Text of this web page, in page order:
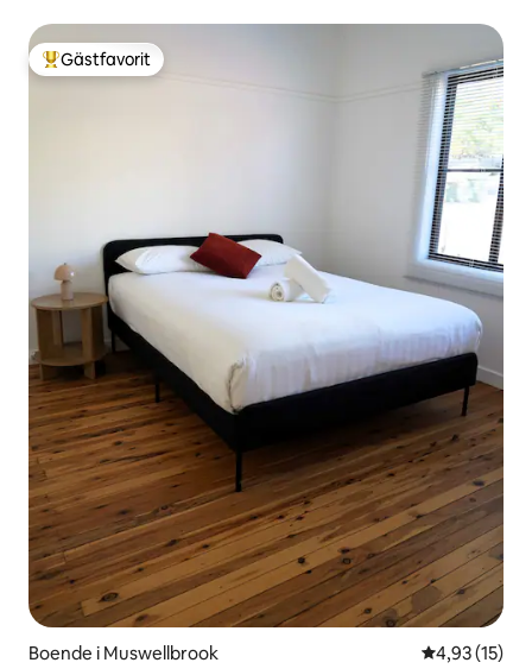
Populär gästfavorit
Gästfavorit
Boende i Muswellbrook 4,93 av 5 i
4,93 (15)